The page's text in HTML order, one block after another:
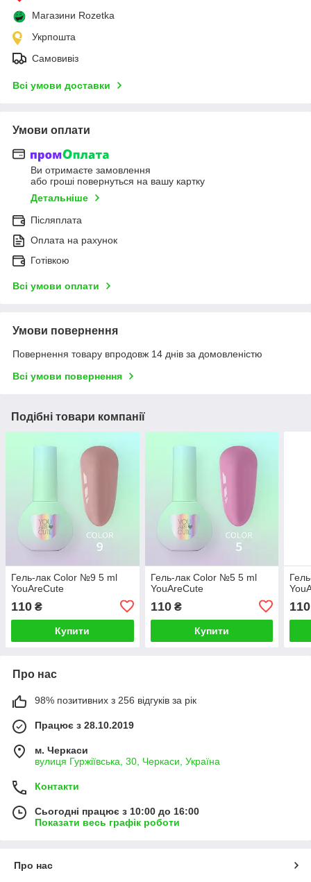
Магазини Rozetka
Укрпошта
Самовивіз
Всі умови доставки
Умови оплати
Ви отримаєте замовлення
або гроші повернуться на вашу картку
Детальніше
Післяплата
Оплата на рахунок
Готівкою
Всі умови оплати
Умови повернення
Повернення товару впродовж 14 днів за домовленістю
Всі умови повернення
Подібні товари компанії
Гель-лак Color №9 5 ml
YouAreCute
110 ₴
Купити
Гель-лак Color №5 5 ml
YouAreCute
110₴
Купити
110
Про нас
98% позитивних з 256 відгуків за рік
Працює з 28.10.2019
м. Черкаси
вулиця Гуржіївська, 30, Черкаси, Україна
Контакти
Сьогодні працює з 10:00 до 16:00
Показати весь графік роботи
Про нас